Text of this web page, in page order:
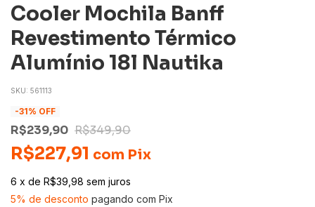
Cooler Mochila Banff
Revestimento Térmico
Alumínio 18l Nautika
SKU: 561113
-31% OFF
R$239,90 R$349,90
R$227,91 com Pix
6 x de R$39,98 sem juros
5% de desconto pagando com Pix